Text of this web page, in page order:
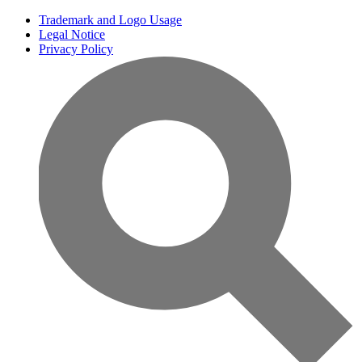
Trademark and Logo Usage
Legal Notice
Privacy Policy